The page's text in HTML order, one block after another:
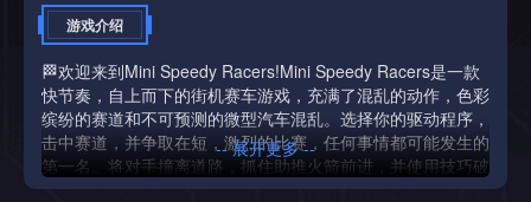
游戏介绍
🏁欢迎来到Mini Speedy Racers!Mini Speedy Racers是一款
快节奏，自上而下的街机赛车游戏，充满了混乱的动作，色彩
缤纷的赛道和不可预测的微型汽车混乱。选择你的驱动程序，
击中赛道，并争取在短，激烈的比赛，任何事情都可能发生的
第一名。将对手撞离道路，抓住助推火箭前进，并使用技巧破
坏比赛。每场比赛都是快速，充满活力和惊喜的-非常适合喜
-- 展开更多 --